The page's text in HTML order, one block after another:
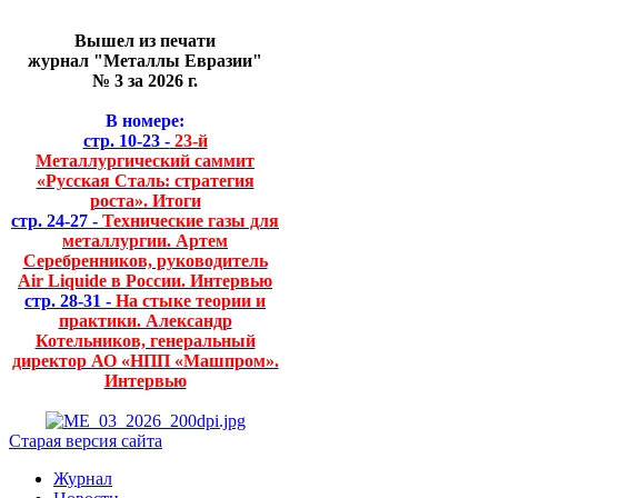
Вышел из печати
журнал "Металлы Евразии"
№ 3 за 2026 г.
В номере:
стр. 10-23 -23-й
Металлургический саммит
«Русская Сталь: стратегия
роста». Итоги
стр. 24-27 - Технические газы для
металлургии. Артем
Серебренников, руководитель
Air Liquide в России. Интервью
стр. 28-31 - На стыке теории и
практики. Александр
Котельников, генеральный
директор АО «НПП «Машпром».
Интервью
Старая версия сайта
Журнал